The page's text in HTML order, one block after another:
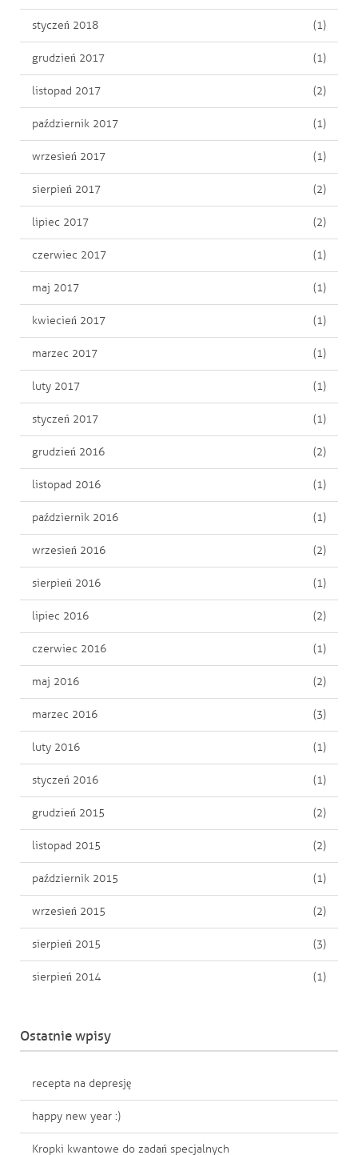
styczeń 2018 (1)
grudzień 2017 (1)
listopad 2017 (2)
październik 2017 (1)
wrzesień 2017 (1)
sierpień 2017 (2)
lipiec 2017 (2)
czerwiec 2017 (1)
maj 2017 (1)
kwiecień 2017 (1)
marzec 2017 (1)
luty 2017 (1)
styczeń 2017 (1)
grudzień 2016 (2)
listopad 2016 (1)
październik 2016 (1)
wrzesień 2016 (2)
sierpień 2016 (1)
lipiec 2016 (2)
czerwiec 2016 (1)
maj 2016 (2)
marzec 2016 (3)
luty 2016 (1)
styczeń 2016 (1)
grudzień 2015 (2)
listopad 2015 (2)
październik 2015 (1)
wrzesień 2015 (2)
sierpień 2015 (3)
sierpień 2014 (1)
Ostatnie wpisy
recepta na depresję
happy new year :)
Kropki kwantowe do zadań specjalnych